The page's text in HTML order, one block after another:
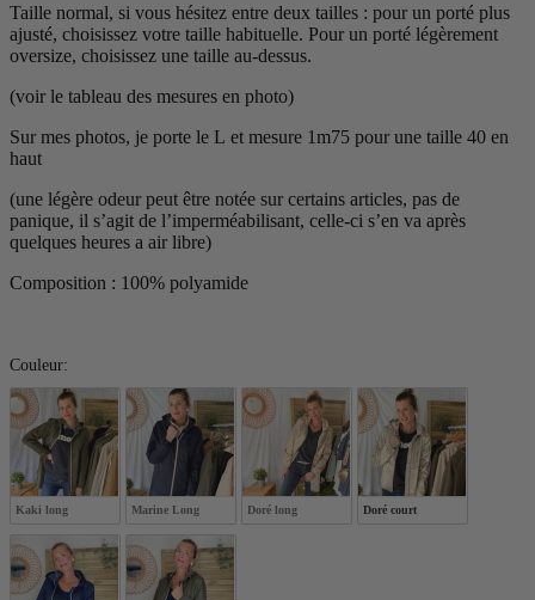
Taille normal, si vous hésitez entre deux tailles : pour un porté plus
ajusté, choisissez votre taille habituelle. Pour un porté légèrement
oversize, choisissez une taille au-dessus.
(voir le tableau des mesures en photo)
Sur mes photos, je porte le L et mesure 1m75 pour une taille 40 en
haut
(une légère odeur peut être notée sur certains articles, pas de
panique, il s’agit de l’imperméabilisant, celle-ci s’en va après
quelques heures a air libre)
Composition : 100% polyamide
Couleur:
Kaki long Marine Long Doré long Doré court